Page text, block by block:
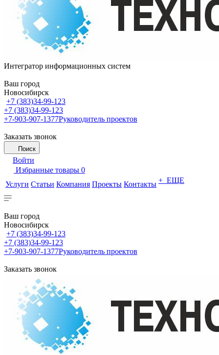
Интегратор информационных систем
Ваш город
Новосибирск
+7 (383)34-99-123
+7 (383)34-99-123
+7-903-907-1377Руководитель проектов
Заказать звонок
Поиск
Войти
Избранные товары 0
Услуги Статьи Компания Проекты Контакты + ЕЩЕ
Ваш город
Новосибирск
+7 (383)34-99-123
+7 (383)34-99-123
+7-903-907-1377Руководитель проектов
Заказать звонок